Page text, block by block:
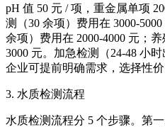
pH 值 50 元 / 项，重金属单项
测（30 余项）费用在 3000-
余项）费用在 2000-4000 元；
3000 元。加急检测（24-48 小时
企业可提前明确需求，选择性价
3. 水质检测流程
水质检测流程分 5 个步骤。第